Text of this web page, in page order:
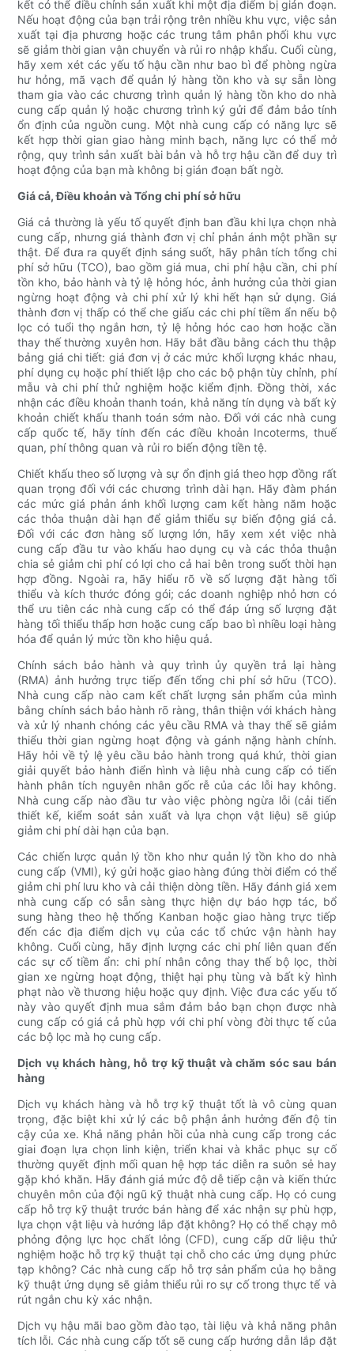
kết có thể điều chỉnh sản xuất khi một địa điểm bị gián đoạn.
Nếu hoạt động của bạn trải rộng trên nhiều khu vực, việc sản
xuất tại địa phương hoặc các trung tâm phân phối khu vực
sẽ giảm thời gian vận chuyển và rủi ro nhập khẩu. Cuối cùng,
hãy xem xét các yếu tố hậu cần như bao bì để phòng ngừa
hư hỏng, mã vạch để quản lý hàng tồn kho và sự sẵn lòng
tham gia vào các chương trình quản lý hàng tồn kho do nhà
cung cấp quản lý hoặc chương trình ký gửi để đảm bảo tính
ổn định của nguồn cung. Một nhà cung cấp có năng lực sẽ
kết hợp thời gian giao hàng minh bạch, năng lực có thể mở
rộng, quy trình sản xuất bài bản và hỗ trợ hậu cần để duy trì
hoạt động của bạn mà không bị gián đoạn bất ngờ.
Giá cả, Điều khoản và Tổng chi phí sở hữu
Giá cả thường là yếu tố quyết định ban đầu khi lựa chọn nhà
cung cấp, nhưng giá thành đơn vị chỉ phản ánh một phần sự
thật. Để đưa ra quyết định sáng suốt, hãy phân tích tổng chi
phí sở hữu (TCO), bao gồm giá mua, chi phí hậu cần, chi phí
tồn kho, bảo hành và tỷ lệ hỏng hóc, ảnh hưởng của thời gian
ngừng hoạt động và chi phí xử lý khi hết hạn sử dụng. Giá
thành đơn vị thấp có thể che giấu các chi phí tiềm ẩn nếu bộ
lọc có tuổi thọ ngắn hơn, tỷ lệ hỏng hóc cao hơn hoặc cần
thay thế thường xuyên hơn. Hãy bắt đầu bằng cách thu thập
bảng giá chi tiết: giá đơn vị ở các mức khối lượng khác nhau,
phí dụng cụ hoặc phí thiết lập cho các bộ phận tùy chỉnh, phí
mẫu và chi phí thử nghiệm hoặc kiểm định. Đồng thời, xác
nhận các điều khoản thanh toán, khả năng tín dụng và bất kỳ
khoản chiết khấu thanh toán sớm nào. Đối với các nhà cung
cấp quốc tế, hãy tính đến các điều khoản Incoterms, thuế
quan, phí thông quan và rủi ro biến động tiền tệ.
Chiết khấu theo số lượng và sự ổn định giá theo hợp đồng rất
quan trọng đối với các chương trình dài hạn. Hãy đàm phán
các mức giá phản ánh khối lượng cam kết hàng năm hoặc
các thỏa thuận dài hạn để giảm thiểu sự biến động giá cả.
Đối với các đơn hàng số lượng lớn, hãy xem xét việc nhà
cung cấp đầu tư vào khấu hao dụng cụ và các thỏa thuận
chia sẻ giảm chi phí có lợi cho cả hai bên trong suốt thời hạn
hợp đồng. Ngoài ra, hãy hiểu rõ về số lượng đặt hàng tối
thiểu và kích thước đóng gói; các doanh nghiệp nhỏ hơn có
thể ưu tiên các nhà cung cấp có thể đáp ứng số lượng đặt
hàng tối thiểu thấp hơn hoặc cung cấp bao bì nhiều loại hàng
hóa để quản lý mức tồn kho hiệu quả.
Chính sách bảo hành và quy trình ủy quyền trả lại hàng
(RMA) ảnh hưởng trực tiếp đến tổng chi phí sở hữu (TCO).
Nhà cung cấp nào cam kết chất lượng sản phẩm của mình
bằng chính sách bảo hành rõ ràng, thân thiện với khách hàng
và xử lý nhanh chóng các yêu cầu RMA và thay thế sẽ giảm
thiểu thời gian ngừng hoạt động và gánh nặng hành chính.
Hãy hỏi về tỷ lệ yêu cầu bảo hành trong quá khứ, thời gian
giải quyết bảo hành điển hình và liệu nhà cung cấp có tiến
hành phân tích nguyên nhân gốc rễ của các lỗi hay không.
Nhà cung cấp nào đầu tư vào việc phòng ngừa lỗi (cải tiến
thiết kế, kiểm soát sản xuất và lựa chọn vật liệu) sẽ giúp
giảm chi phí dài hạn của bạn.
Các chiến lược quản lý tồn kho như quản lý tồn kho do nhà
cung cấp (VMI), ký gửi hoặc giao hàng đúng thời điểm có thể
giảm chi phí lưu kho và cải thiện dòng tiền. Hãy đánh giá xem
nhà cung cấp có sẵn sàng thực hiện dự báo hợp tác, bổ
sung hàng theo hệ thống Kanban hoặc giao hàng trực tiếp
đến các địa điểm dịch vụ của các tổ chức vận hành hay
không. Cuối cùng, hãy định lượng các chi phí liên quan đến
các sự cố tiềm ẩn: chi phí nhân công thay thế bộ lọc, thời
gian xe ngừng hoạt động, thiệt hại phụ tùng và bất kỳ hình
phạt nào về thương hiệu hoặc quy định. Việc đưa các yếu tố
này vào quyết định mua sắm đảm bảo bạn chọn được nhà
cung cấp có giá cả phù hợp với chi phí vòng đời thực tế của
các bộ lọc mà họ cung cấp.
Dịch vụ khách hàng, hỗ trợ kỹ thuật và chăm sóc sau bán
hàng
Dịch vụ khách hàng và hỗ trợ kỹ thuật tốt là vô cùng quan
trọng, đặc biệt khi xử lý các bộ phận ảnh hưởng đến độ tin
cậy của xe. Khả năng phản hồi của nhà cung cấp trong các
giai đoạn lựa chọn linh kiện, triển khai và khắc phục sự cố
thường quyết định mối quan hệ hợp tác diễn ra suôn sẻ hay
gặp khó khăn. Hãy đánh giá mức độ dễ tiếp cận và kiến ​​thức
chuyên môn của đội ngũ kỹ thuật nhà cung cấp. Họ có cung
cấp hỗ trợ kỹ thuật trước bán hàng để xác nhận sự phù hợp,
lựa chọn vật liệu và hướng lắp đặt không? Họ có thể chạy mô
phỏng động lực học chất lỏng (CFD), cung cấp dữ liệu thử
nghiệm hoặc hỗ trợ kỹ thuật tại chỗ cho các ứng dụng phức
tạp không? Các nhà cung cấp hỗ trợ sản phẩm của họ bằng
kỹ thuật ứng dụng sẽ giảm thiểu rủi ro sự cố trong thực tế và
rút ngắn chu kỳ xác nhận.
Dịch vụ hậu mãi bao gồm đào tạo, tài liệu và khả năng phân
tích lỗi. Các nhà cung cấp tốt sẽ cung cấp hướng dẫn lắp đặt